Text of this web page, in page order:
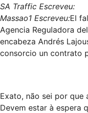
SA Traffic Escreveu:
Massao1 Escreveu:El
Agencia Reguladora
encabeza Andrés
consorcio un contrato
Exato, não sei por que
Devem estar à espera